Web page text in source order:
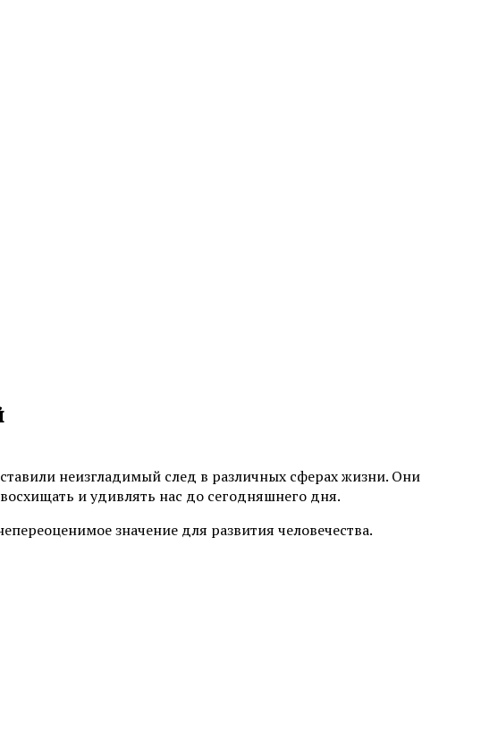
неизгладимый след в различных сферах жизни. Они
и удивлять нас до сегодняшнего дня.
значение для развития человечества.